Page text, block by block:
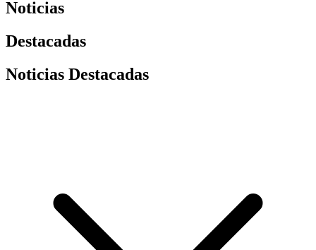
Noticias
Destacadas
Noticias Destacadas